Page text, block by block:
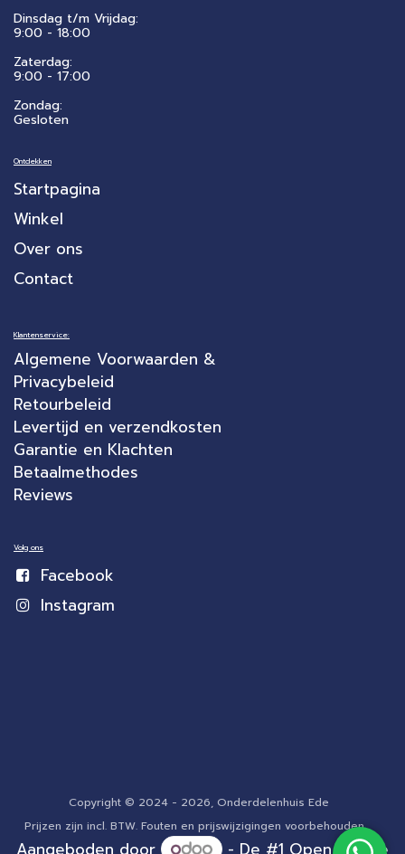
Dinsdag t/m Vrijdag:
9:00 - 18:00
Zaterdag:
​9:00 - 17:00
Zondag:
Gesloten
Ontdekken
Startpagina
Winkel
Over ons
Contact
Klantenservice:
Algemene Voorwaarden &
Privacybeleid
Retourbeleid
Levertijd en verzendkosten
Garantie en Klachten
Betaalmethodes
Reviews
Volg ons
Facebook
Instagram
Copyright © 2024 - 2026, Onderdelenhuis Ede
Prijzen zijn incl. BTW. Fouten en prijswijzigingen voorbehouden.
Aangeboden door - De #1 Open source